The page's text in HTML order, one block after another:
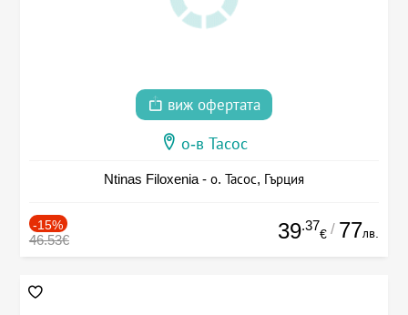
виж офертата
о-в Тасос
Ntinas Filoxenia - о. Тасос, Гърция
-15%
46.53€ 39.37
€ / 77лв.